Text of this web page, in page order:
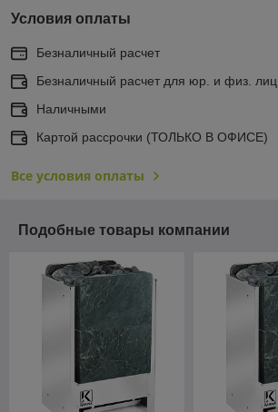
Условия оплаты
Безналичный расчет
Безналичный расчет для юр. и физ. лиц
Наличными
Картой рассрочки (ТОЛЬКО В ОФИСЕ)
Все условия оплаты
Подобные товары компании